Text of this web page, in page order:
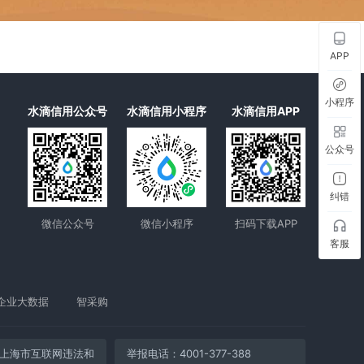
水滴信用公众号
微信公众号
水滴信用小程序
微信小程序
水滴信用APP
扫码下载APP
业大数据 智采购
上海市互联网违法和
举报电话：4001-377-388
APP
小程序
公众号
纠错
客服